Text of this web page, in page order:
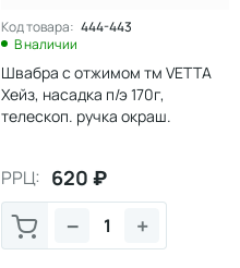
Код товара: 444-443
В наличии
Швабра с отжимом тм VETTA
Хейз, насадка п/э 170г,
телескоп. ручка окраш.
РРЦ: 620 ₽
+
−